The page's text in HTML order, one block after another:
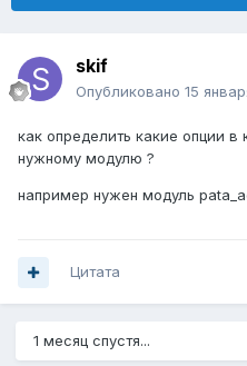
skif
Опубликовано 15
как определить какие опции в
нужному модулю ?
например нужен модуль
Цитата
1 месяц спустя...